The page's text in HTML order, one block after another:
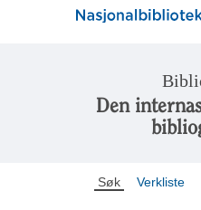
Den
Søk Verkliste